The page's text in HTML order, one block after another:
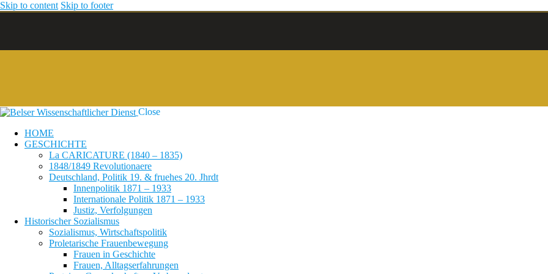
Skip to content Skip to footer
Close
HOME
GESCHICHTE
La CARICATURE (1840 – 1835)
1848/1849 Revolutionaere
Deutschland, Politik 19. & fruehes 20. Jhrdt
Innenpolitik 1871 – 1933
Internationale Politik 1871 – 1933
Justiz, Verfolgungen
Historischer Sozialismus
Sozialismus, Wirtschaftspolitik
Proletarische Frauenbewegung
Frauen in Geschichte
Frauen, Alltagserfahrungen